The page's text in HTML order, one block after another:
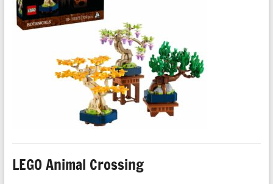
LEGO Animal Crossing